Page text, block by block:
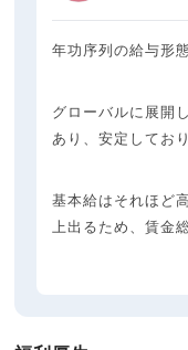
年功序列の給与形
グローバルに展開
あり、安定してお
基本給はそれほど
上出るため、賃金